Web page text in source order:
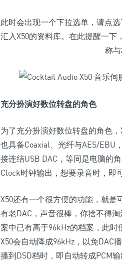
此时会出现一个下拉选单，请点
汇入X50的资料库。在此提醒一下
称
充分扮演好数位转盘的角色
为了充分扮演好数位转盘的角色
也具备Coaxial、光纤与AES/EBU
接连结USB DAC，等同是电脑的
Clock时钟输出，想要录音时，即
X50还有一个很方便的功能，就
有老DAC，声音很棒，你捨不得
案中已有高于96kHz的档案，此时
X50会自动降成96kHz，以免DAC
播到DSD档时，即自动转成PCM